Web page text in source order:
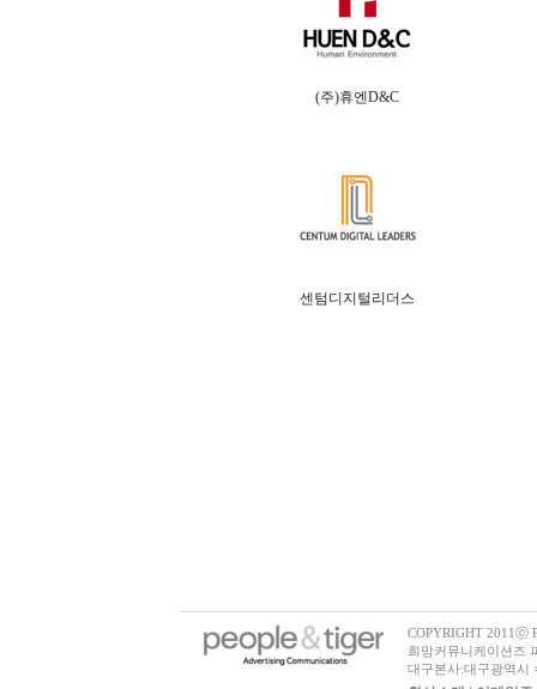
(주)휴엔D&C
센텀디지털리더스
COPYRIGHT 2011ⓒ
희망커뮤니케이션즈
대구본사:대구광역시